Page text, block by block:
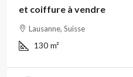
et coiffure à vendre
Lausanne, Suisse
130 m²